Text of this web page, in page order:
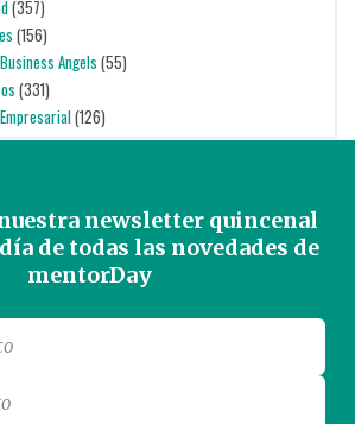
(357)
(156)
Angels (55)
(331)
(126)
newsletter quincenal
de todas las novedades de
mentorDay